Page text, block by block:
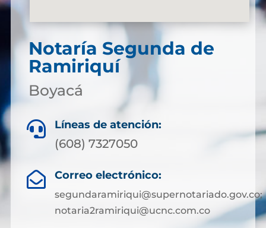
Notaría Segunda de
Ramiriquí
Boyacá
 Líneas de atención:
(608) 7327050
 Correo electrónico:
segundaramiriqui@supernotariado.gov.co;
notaria2ramiriqui@ucnc.com.co